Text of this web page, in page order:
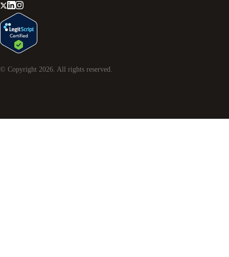
© Copyright 2026 . All rights reserved.